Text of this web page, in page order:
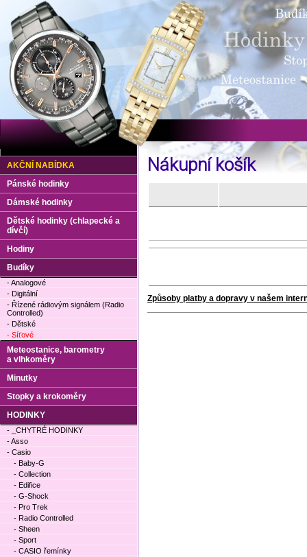
Nákupní košík
Způsoby platby a dopravy v našem
AKČNÍ NABÍDKA
Pánské hodinky
Dámské hodinky
Dětské hodinky (chlapecké a
dívčí)
Hodiny
Budíky
- Analogové
- Digitální
- Řízené rádiovým signálem (Radio
Controlled)
- Dětské
- Síťové
Meteostanice, barometry
a vlhkoměry
Minutky
Stopky a krokoměry
HODINKY
- _CHYTRÉ HODINKY
- Asso
- Casio
- Baby-G
- Collection
- Edifice
- G-Shock
- Pro Trek
- Radio Controlled
- Sheen
- Sport
- CASIO řemínky